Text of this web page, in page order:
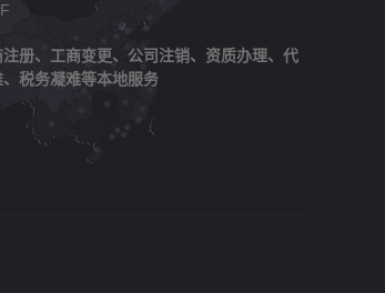
册、工商变更、公司注销、资质办理、代
税务凝难等本地服务